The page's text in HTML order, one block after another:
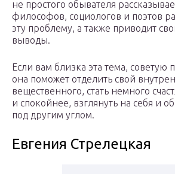
не простого обывателя
философов, социологов и поэтов
эту проблему, а также приводит
выводы.
Если вам близка эта тема, советую
она поможет отделить свой
вещественного, стать немного
и спокойнее, взглянуть на себя и
под другим углом.
Евгения Стрелецкая